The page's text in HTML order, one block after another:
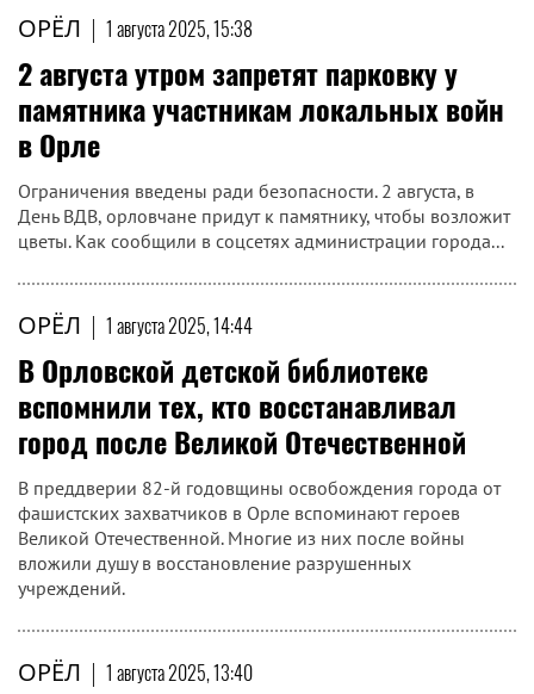
ОРЁЛ | 1 августа 2025, 15:38
2 августа утром запретят парковку у
памятника участникам локальных войн
в Орле
Ограничения введены ради безопасности. 2 августа, в
День ВДВ, орловчане придут к памятнику, чтобы возложит
цветы. Как сообщили в соцсетях администрации города...
ОРЁЛ | 1 августа 2025, 14:44
В Орловской детской библиотеке
вспомнили тех, кто восстанавливал
город после Великой Отечественной
В преддверии 82-й годовщины освобождения города от
фашистских захватчиков в Орле вспоминают героев
Великой Отечественной. Многие из них после войны
вложили душу в восстановление разрушенных
учреждений.
ОРЁЛ | 1 августа 2025, 13:40